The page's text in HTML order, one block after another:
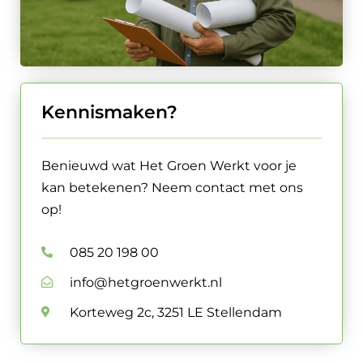
Kennismaken?
Benieuwd wat Het Groen Werkt voor je
kan betekenen? Neem contact met ons
op!
085 20 198 00
info@hetgroenwerkt.nl
Korteweg 2c, 3251 LE Stellendam